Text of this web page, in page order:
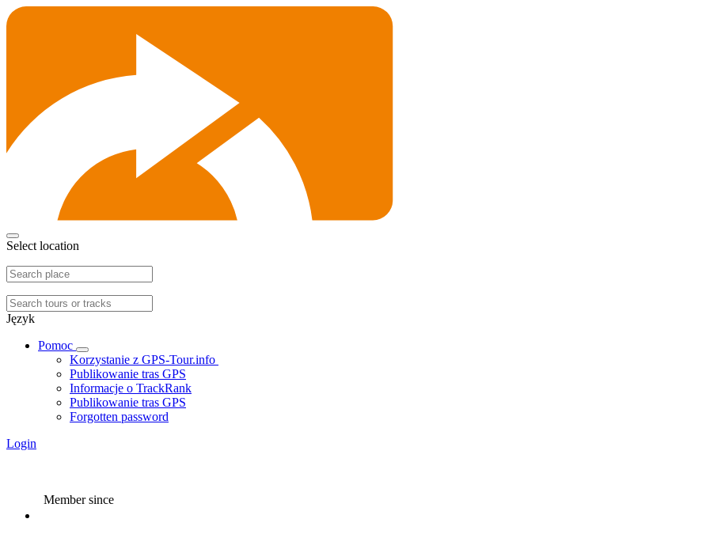
Select location
Język
Pomoc
Korzystanie z GPS-Tour.info
Publikowanie tras GPS
Informacje o TrackRank
Publikowanie tras GPS
Forgotten password
Login
Member since